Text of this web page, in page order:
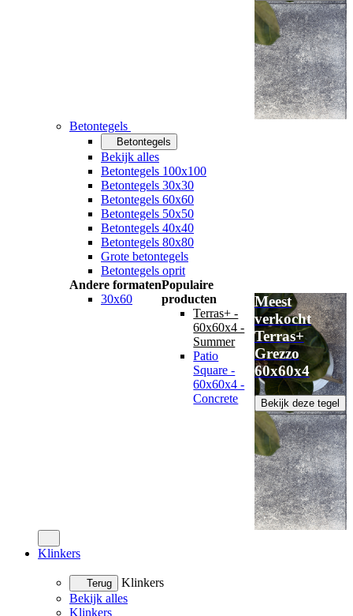
Betontegels
Betontegels
Bekijk alles
Betontegels 100x100
Betontegels 30x30
Betontegels 60x60
Betontegels 50x50
Betontegels 40x40
Betontegels 80x80
Grote betontegels
Betontegels oprit
Andere formaten
30x60
Populaire
producten
Terras+ -
60x60x4 -
Summer
Patio
Square -
60x60x4 -
Concrete
Meest
verkocht
Terras+
Grezzo
60x60x4
Bekijk deze tegel
Klinkers
Terug
Klinkers
Bekijk alles
Klinkers